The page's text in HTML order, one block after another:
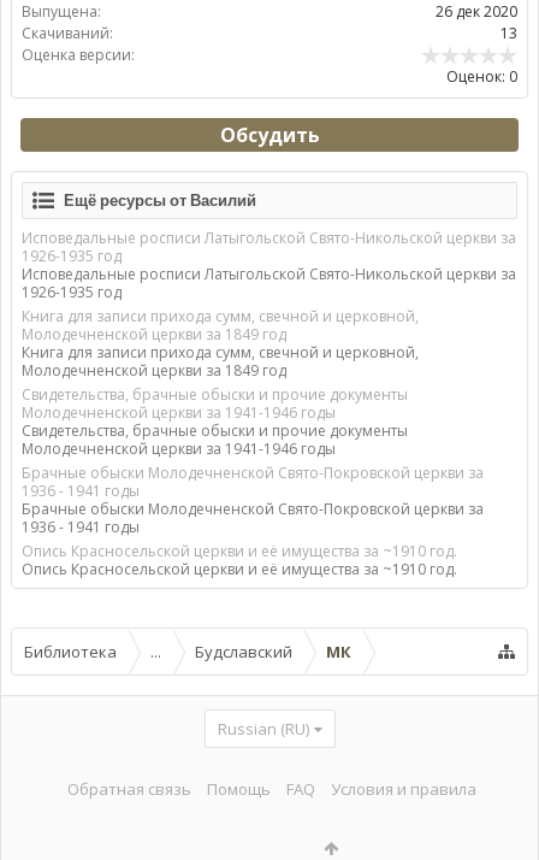
Выпущена:
26 дек 2020
Скачиваний:
13
Оценка версии:
Оценок: 0
Обсудить
Ещё ресурсы от Василий
Исповедальные росписи Латыгольской Свято-Никольской церкви за
1926-1935 год
Исповедальные росписи Латыгольской Свято-Никольской церкви за
1926-1935 год
Книга для записи прихода сумм, свечной и церковной,
Молодечненской церкви за 1849 год
Книга для записи прихода сумм, свечной и церковной,
Молодечненской церкви за 1849 год
Свидетельства, брачные обыски и прочие документы
Молодечненской церкви за 1941-1946 годы
Свидетельства, брачные обыски и прочие документы
Молодечненской церкви за 1941-1946 годы
Брачные обыски Молодечненской Свято-Покровской церкви за
1936 - 1941 годы
Брачные обыски Молодечненской Свято-Покровской церкви за
1936 - 1941 годы
Опись Красносельской церкви и её имущества за ~1910 год.
Опись Красносельской церкви и её имущества за ~1910 год.
Библиотека ... Будславский МК
Russian (RU)
Обратная связь Помощь FAQ Условия и правила